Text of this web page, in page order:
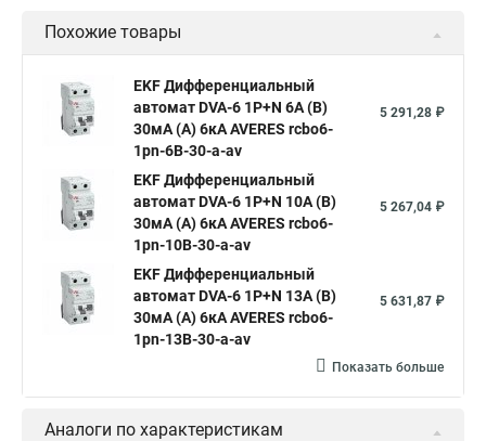
Похожие товары
EKF Дифференциальный
автомат DVA-6 1P+N 6А (B)
30мА (A) 6кА AVERES rcbo6-
1pn-6B-30-a-av
5 291,28 ₽
EKF Дифференциальный
автомат DVA-6 1P+N 10А (B)
30мА (A) 6кА AVERES rcbo6-
1pn-10B-30-a-av
5 267,04 ₽
EKF Дифференциальный
автомат DVA-6 1P+N 13А (B)
30мА (A) 6кА AVERES rcbo6-
1pn-13B-30-a-av
5 631,87 ₽
Показать больше
Аналоги по характеристикам